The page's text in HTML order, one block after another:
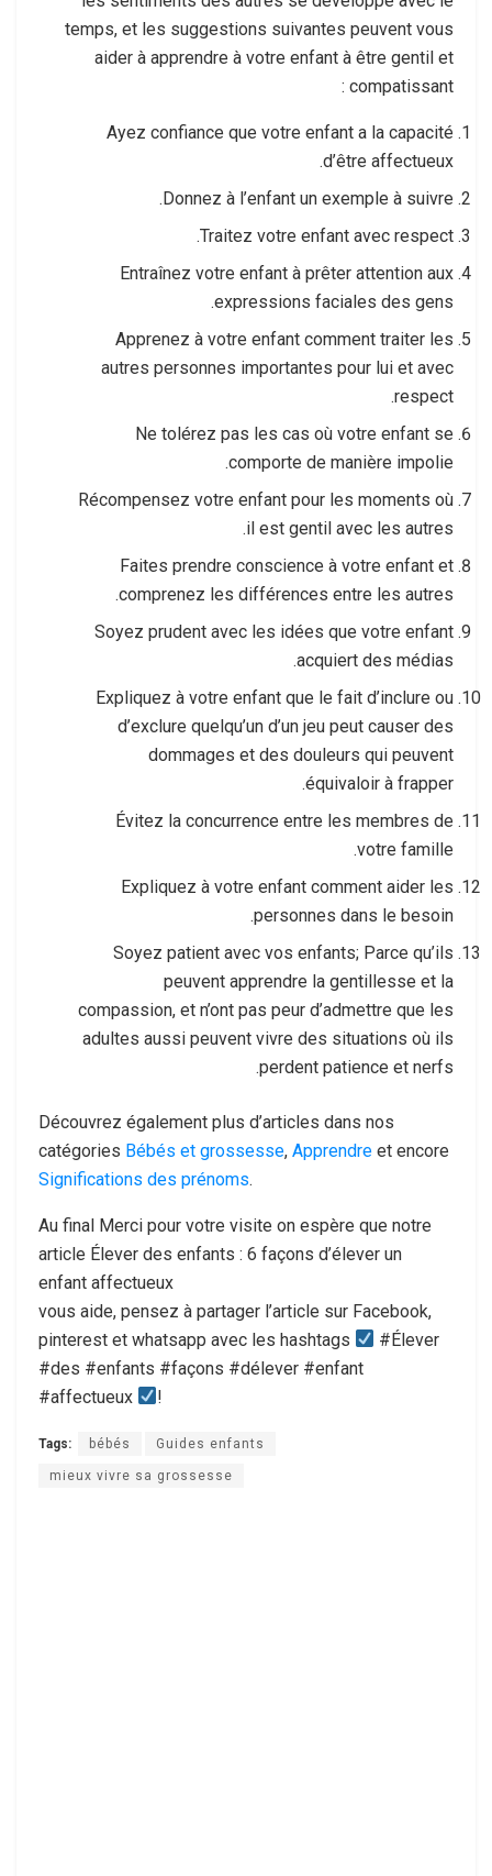
temps, et les suggestions suivantes peuvent vous
aider à apprendre à votre enfant à être gentil et
compatissant :
Ayez confiance que votre enfant a la capacité
d’être affectueux.
Donnez à l’enfant un exemple à suivre.
Traitez votre enfant avec respect.
Entraînez votre enfant à prêter attention aux
expressions faciales des gens.
Apprenez à votre enfant comment traiter les
autres personnes importantes pour lui et avec
respect.
Ne tolérez pas les cas où votre enfant se
comporte de manière impolie.
Récompensez votre enfant pour les moments où
il est gentil avec les autres.
Faites prendre conscience à votre enfant et
comprenez les différences entre les autres.
Soyez prudent avec les idées que votre enfant
acquiert des médias.
Expliquez à votre enfant que le fait d’inclure ou
d’exclure quelqu’un d’un jeu peut causer des
dommages et des douleurs qui peuvent
équivaloir à frapper.
Évitez la concurrence entre les membres de
votre famille.
Expliquez à votre enfant comment aider les
personnes dans le besoin.
Soyez patient avec vos enfants; Parce qu’ils
peuvent apprendre la gentillesse et la
compassion, et n’ont pas peur d’admettre que les
adultes aussi peuvent vivre des situations où ils
perdent patience et nerfs.
Découvrez également plus d’articles dans nos
catégories Bébés et grossesse, Apprendre et encore
Significations des prénoms.
Au final Merci pour votre visite on espère que notre
article Élever des enfants : 6 façons d’élever un
enfant affectueux
vous aide, pensez à partager l’article sur Facebook,
pinterest et whatsapp avec les hashtags
#Élever
#des #enfants #façons #délever #enfant
#affectueux
!
Tags: bébés Guides enfants
mieux vivre sa grossesse